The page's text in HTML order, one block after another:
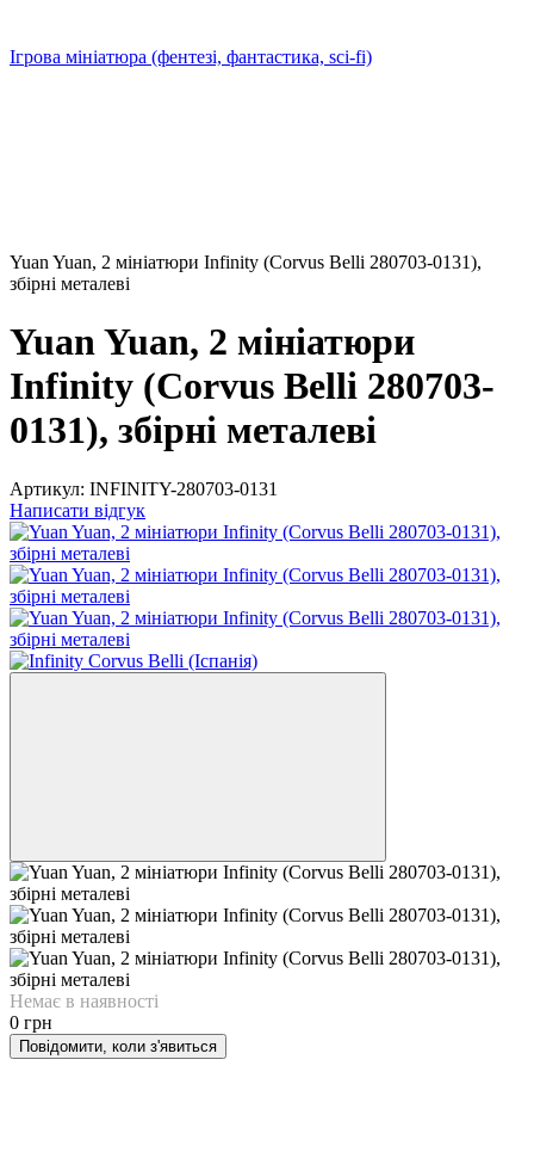
Ігрова мініатюра (фентезі, фантастика, sci-fi)
Yuan Yuan, 2 мініатюри Infinity (Corvus Belli 280703-0131),
збірні металеві
Yuan Yuan, 2 мініатюри
Infinity (Corvus Belli 280703-
0131), збірні металеві
Артикул: INFINITY-280703-0131
Написати відгук
Немає в наявності
0 грн
Повідомити, коли з'явиться